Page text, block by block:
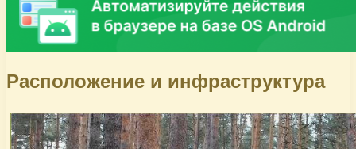
Расположение и инфраструктура